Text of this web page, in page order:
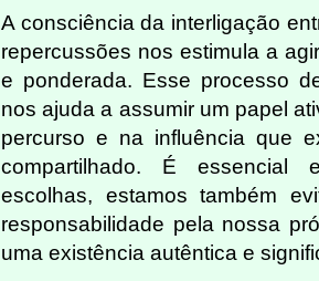
A consciência da interligação
repercussões nos estimula a
e ponderada. Esse processo
nos ajuda a assumir um papel
percurso e na influência que
compartilhado. É essencial
escolhas, estamos também
responsabilidade pela nossa
uma existência autêntica e